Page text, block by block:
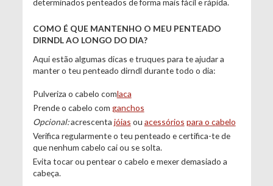
COMO É QUE MANTENHO O MEU PENTEADO
DIRNDL AO LONGO DO DIA?
Aqui estão algumas dicas e truques para te ajudar a
manter o teu penteado dirndl durante todo o dia:
Pulveriza o cabelo comlaca
Prende o cabelo com ganchos
Opcional:acrescenta jóias ou acessórios para o cabelo
Verifica regularmente o teu penteado e certifica-te de
que nenhum cabelo cai ou se solta.
Evita tocar ou pentear o cabelo e mexer demasiado a
cabeça.